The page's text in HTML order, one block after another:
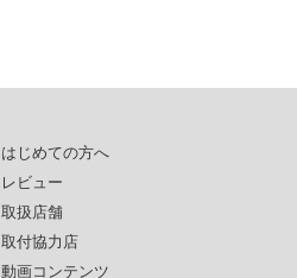
はじめての方へ
レビュー
取扱店舗
取付協力店
動画コンテンツ